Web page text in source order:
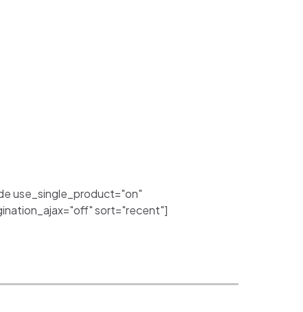
use_single_product="on"
sort="recent"]